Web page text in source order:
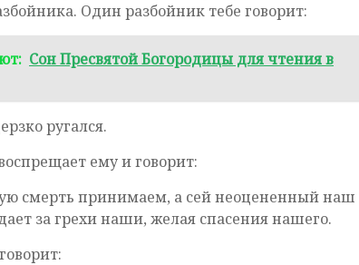
Один разбойник тебе говорит:
Сон Пресвятой Богородицы для чтения в
ругался.
ему и говорит:
смерть принимаем, а сей неоцененный наш
за грехи наши, желая спасения нашего.